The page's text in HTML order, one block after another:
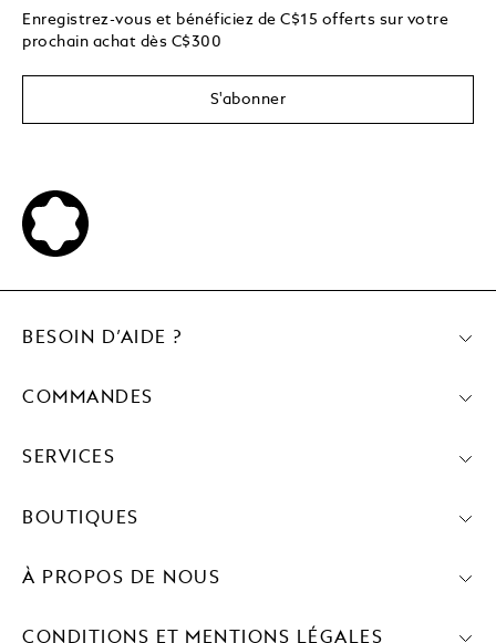
Enregistrez-vous et bénéficiez de C$15 offerts sur votre
prochain achat dès C$300
S'abonner
BESOIN D’AIDE ?
COMMANDES
SERVICES
BOUTIQUES
À PROPOS DE NOUS
CONDITIONS ET MENTIONS LÉGALES